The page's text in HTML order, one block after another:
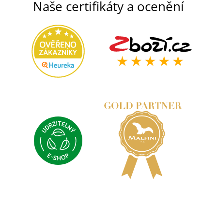
Naše certifikáty a ocenění